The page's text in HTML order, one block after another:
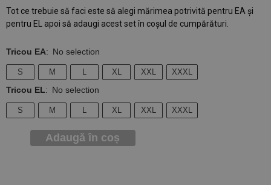
Tot ce trebuie să faci este să alegi mărimea potrivită pentru EA și
pentru EL apoi să adaugi acest set în coșul de cumpărături.
Tricou EA: No selection
S M L XL XXL XXXL
Tricou EL: No selection
S M L XL XXL XXXL
Adaugă în coș